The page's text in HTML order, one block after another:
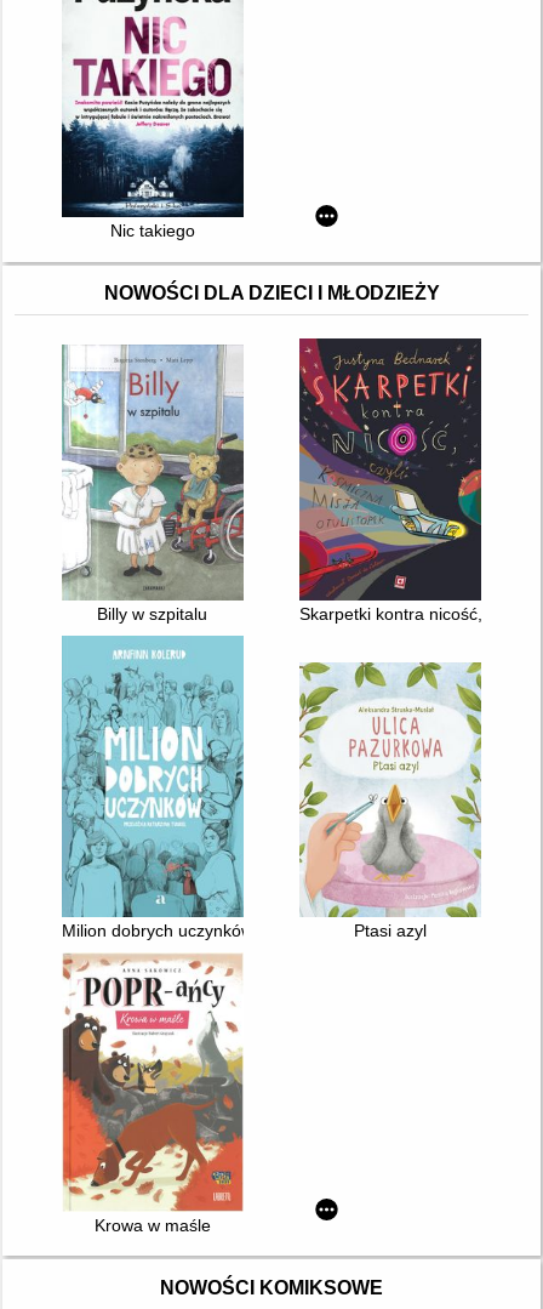
Nic takiego
NOWOŚCI DLA DZIECI I MŁODZIEŻY
Billy w szpitalu Skarpetki kontra nicość, czyli
Milion dobrych uczynków Ptasi azyl
Krowa w maśle
NOWOŚCI KOMIKSOWE